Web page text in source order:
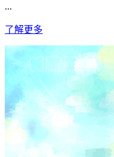
...
了解更多